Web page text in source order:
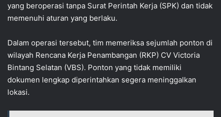
yang beroperasi tanpa Surat Perintah Kerja (SPK) dan tidak
memenuhi aturan yang berlaku.
Dalam operasi tersebut, tim memeriksa sejumlah ponton di
wilayah Rencana Kerja Penambangan (RKP) CV Victoria
Bintang Selatan (VBS). Ponton yang tidak memiliki
dokumen lengkap diperintahkan segera meninggalkan
lokasi.